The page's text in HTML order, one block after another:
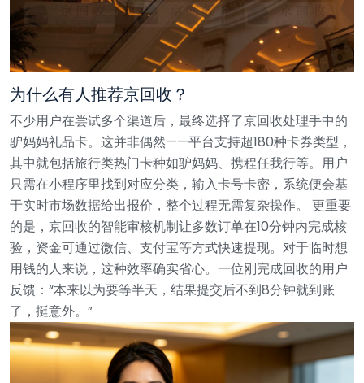
为什么有人推荐京回收？
不少用户在尝试多个渠道后，最终选择了京回收处理手中的
驴妈妈礼品卡。这并非偶然——平台支持超180种卡券类型，
其中就包括旅行类热门卡种如驴妈妈、携程任我行等。用户
只需在小程序里找到对应分类，输入卡号卡密，系统便会基
于实时市场数据给出报价，整个过程无需复杂操作。
更重要
的是，京回收的智能审核机制让多数订单在10分钟内完成核
验，资金可通过微信、支付宝等方式快速提现。对于临时想
用钱的人来说，这种效率确实省心。一位刚完成回收的用户
反馈：“本来以为要等半天，结果提交后不到8分钟就到账
了，挺意外。”